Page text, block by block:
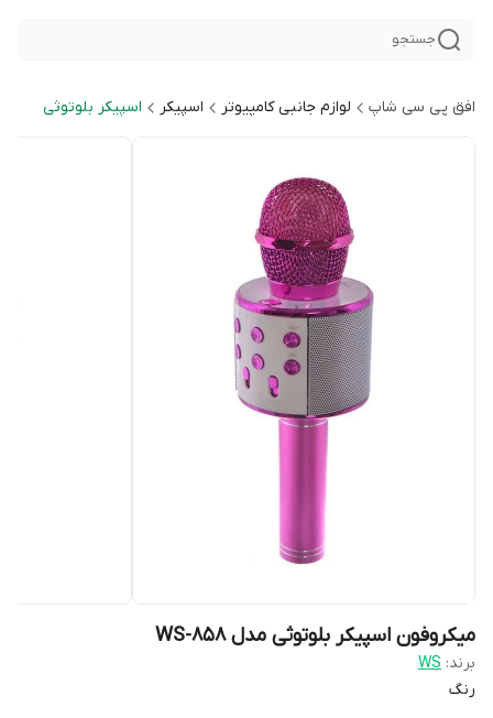
جستجو
افق پی سی شاپ لوازم جانبی کامپیوتر اسپیکر اسپیکر بلوتوثی
میکروفون اسپیکر بلوتوثی مدل WS-858
برند: WS
رنگ